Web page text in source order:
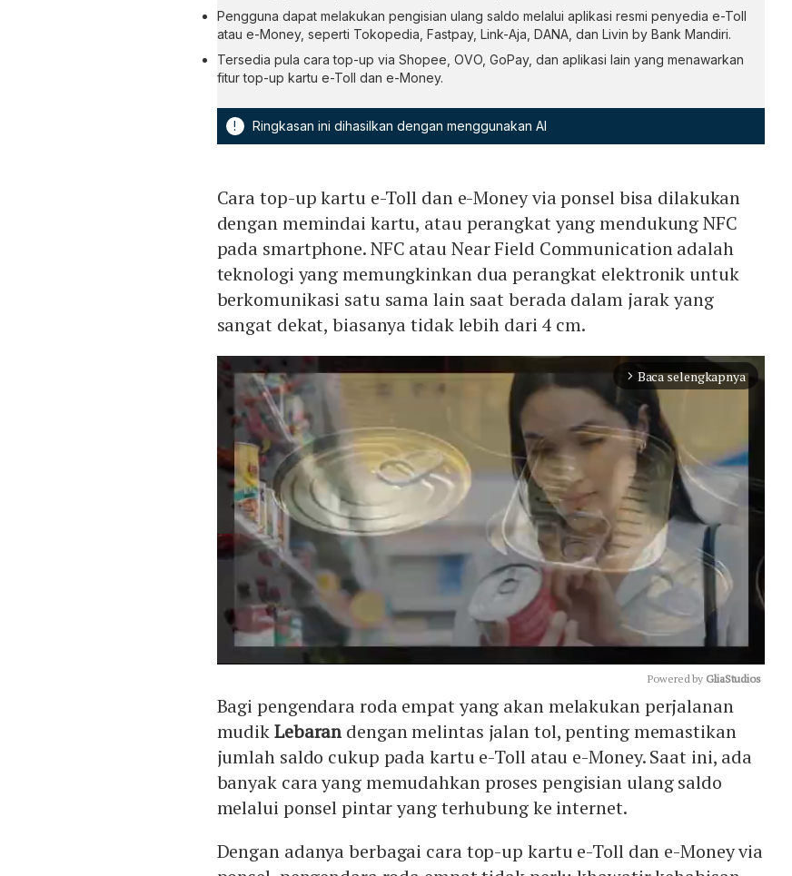
Pengguna dapat melakukan pengisian ulang saldo melalui aplikasi resmi penyedia e-Toll
atau e-Money, seperti Tokopedia, Fastpay, Link-Aja, DANA, dan Livin by Bank Mandiri.
Tersedia pula cara top-up via Shopee, OVO, GoPay, dan aplikasi lain yang menawarkan
fitur top-up kartu e-Toll dan e-Money.
! Ringkasan ini dihasilkan dengan menggunakan AI
Cara top-up kartu e-Toll dan e-Money via ponsel bisa dilakukan
dengan memindai kartu, atau perangkat yang mendukung NFC
pada smartphone. NFC atau Near Field Communication adalah
teknologi yang memungkinkan dua perangkat elektronik untuk
berkomunikasi satu sama lain saat berada dalam jarak yang
sangat dekat, biasanya tidak lebih dari 4 cm.
arrow_forward_ios Baca selengkapnya
Mute
Powered by GliaStudios
Bagi pengendara roda empat yang akan melakukan perjalanan
mudikLebarandengan melintas jalan tol, penting memastikan
jumlah saldo cukup pada kartu e-Toll atau e-Money. Saat ini, ada
banyak cara yang memudahkan proses pengisian ulang saldo
melalui ponsel pintar yang terhubung ke internet.
Dengan adanya berbagai cara top-up kartu e-Toll dan e-Money via